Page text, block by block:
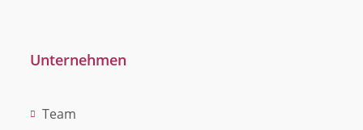
Unternehmen
Team